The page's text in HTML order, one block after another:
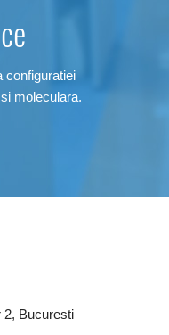
configuratiei
moleculara.
2, Bucuresti